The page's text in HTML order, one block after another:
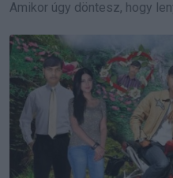
Amikor úgy döntesz, hogy